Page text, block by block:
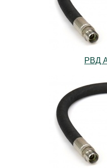
РВД